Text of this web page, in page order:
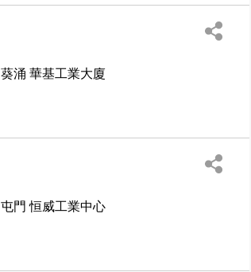
葵涌 華基工業大廈
屯門 恒威工業中心